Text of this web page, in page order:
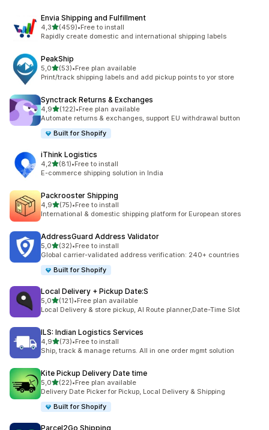
Envia Shipping and Fulfillment
4,3de 5 estrelas
(459)
459 total de avaliações
•Free to install
Rapidly create domestic and international shipping labels
PeakShip
5,0de 5 estrelas
(53)
53 total de avaliações
•Free plan available
Print/track shipping labels and add pickup points to yor store
Synctrack Returns & Exchanges
4,9de 5 estrelas
(122)
122 total de avaliações
•Free plan available
Automate returns & exchanges, support EU withdrawal button
Built for Shopify
iThink Logistics
4,2de 5 estrelas
(81)
81 total de avaliações
•Free to install
E-commerce shipping solution in India
Packrooster Shipping
4,9de 5 estrelas
(75)
75 total de avaliações
•Free to install
International & domestic shipping platform for European stores
AddressGuard Address Validator
5,0de 5 estrelas
(32)
32 total de avaliações
•Free to install
Global carrier-validated address verification: 240+ countries
Built for Shopify
Local Delivery + Pickup Date:S
5,0de 5 estrelas
(121)
121 total de avaliações
•Free plan available
Local Delivery & store pickup, AI Route planner,Date-Time Slot
ILS: Indian Logistics Services
4,9de 5 estrelas
(73)
73 total de avaliações
•Free to install
Ship, track & manage returns. All in one order mgmt solution
Kite Pickup Delivery Date time
5,0de 5 estrelas
(22)
22 total de avaliações
•Free plan available
Delivery Date Picker for Pickup, Local Delivery & Shipping
Built for Shopify
Parcel2Go Shipping